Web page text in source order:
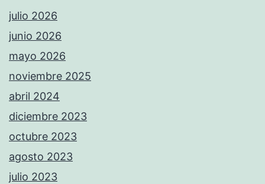
julio 2026
junio 2026
mayo 2026
noviembre 2025
abril 2024
diciembre 2023
octubre 2023
agosto 2023
julio 2023